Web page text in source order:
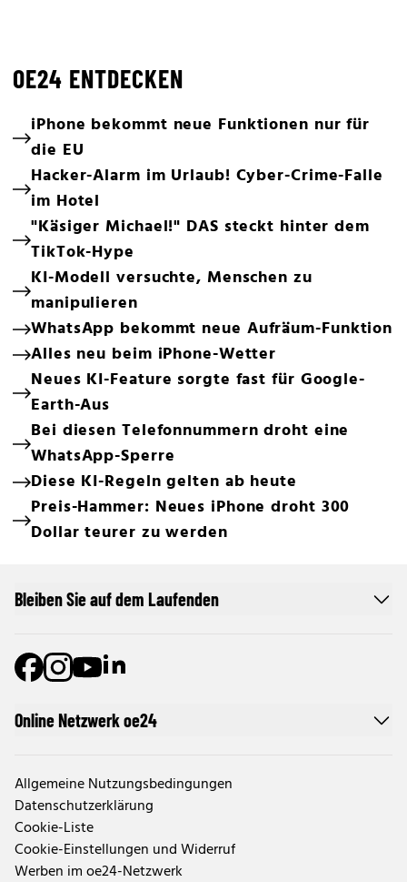
OE24 ENTDECKEN
iPhone bekommt neue Funktionen nur für
die EU
Hacker-Alarm im Urlaub! Cyber-Crime-Falle
im Hotel
"Käsiger Michael!" DAS steckt hinter dem
TikTok-Hype
KI-Modell versuchte, Menschen zu
manipulieren
WhatsApp bekommt neue Aufräum-Funktion
Alles neu beim iPhone-Wetter
Neues KI-Feature sorgte fast für Google-
Earth-Aus
Bei diesen Telefonnummern droht eine
WhatsApp-Sperre
Diese KI-Regeln gelten ab heute
Preis-Hammer: Neues iPhone droht 300
Dollar teurer zu werden
Online Netzwerk oe24
Allgemeine Nutzungsbedingungen
Datenschutzerklärung
Cookie-Liste
Cookie-Einstellungen und Widerruf
Werben im oe24-Netzwerk
Bleiben Sie auf dem Laufenden